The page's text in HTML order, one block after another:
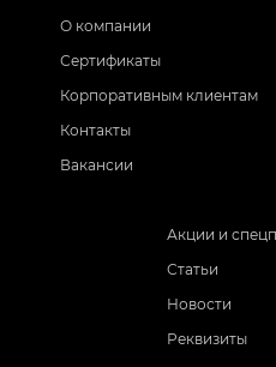
О компании
Сертификаты
Корпоративным клиентам
Контакты
Вакансии
Акции и
Статьи
Новости
Реквизиты